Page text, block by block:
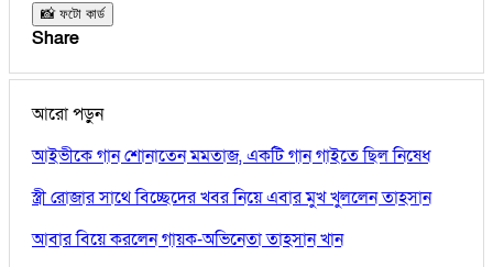
📸 ফটো কার্ড
Share
আরো পড়ুন
আইভীকে গান শোনাতেন মমতাজ, একটি গান গাইতে ছিল নিষেধ
স্ত্রী রোজার সাথে বিচ্ছেদের খবর নিয়ে এবার মুখ খুললেন তাহসান
আবার বিয়ে করলেন গায়ক-অভিনেতা তাহসান খান